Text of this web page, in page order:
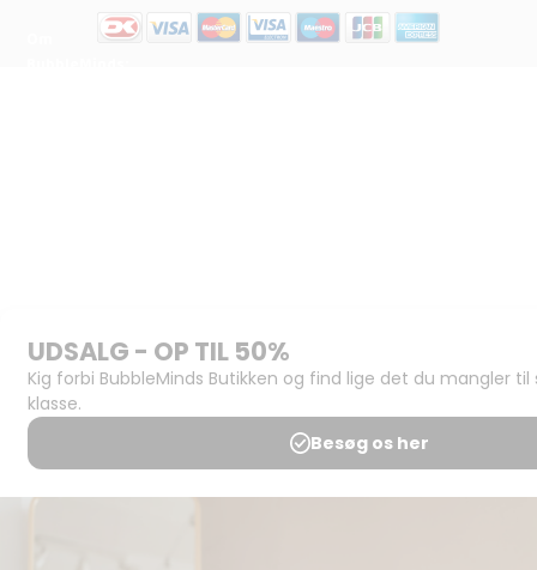
Support og
juridisk:
Spørgsmål og
svar
Medlemsbetingelser
Handels- og